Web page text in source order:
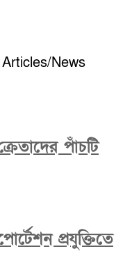
News
পাঁচটি
প্রযুক্তিতে